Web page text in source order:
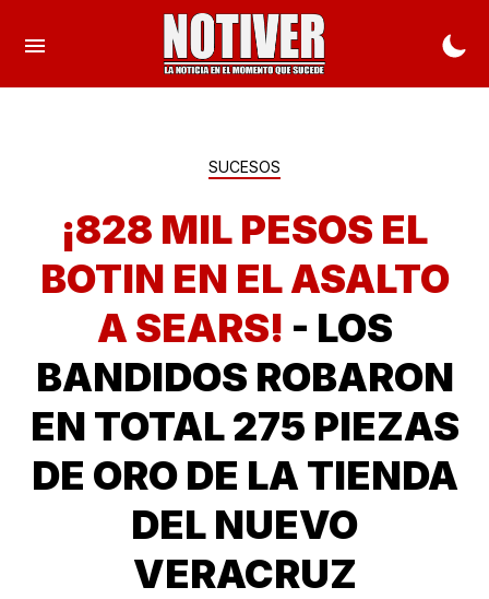
SUCESOS
¡828 MIL PESOS EL
BOTIN EN EL ASALTO
A SEARS! - LOS
BANDIDOS ROBARON
EN TOTAL 275 PIEZAS
DE ORO DE LA TIENDA
DEL NUEVO
VERACRUZ